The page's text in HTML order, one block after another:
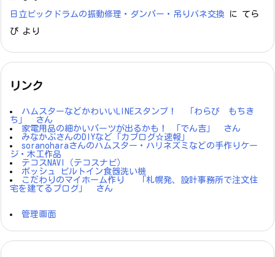
日立ビックドラムの振動修理・ダンパー・吊りバネ交換 に てら
ぴ より
リンク
ハムスターなどかわいいLINEスタンプ！ 「わらび もちき
ち」 さん
家電用品の細かいパーツが出るかも！ 「でん吉」 さん
みなかぶさんのDIYなど「カブログ☆速報」
soranoharaさんのハムスター・ハリネズミなどの手作りケー
ジ・木工作品
テコスNAVI（テコスナビ）
ボッシュ ビルトイン食器洗い機
こだわりのマイホーム作り 「札幌発、設計事務所で注文住
宅を建てるブログ」 さん
管理画面